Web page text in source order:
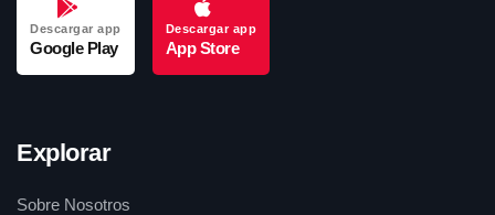
Descargar app
Google Play
Descargar app
App Store
Explorar
Sobre Nosotros